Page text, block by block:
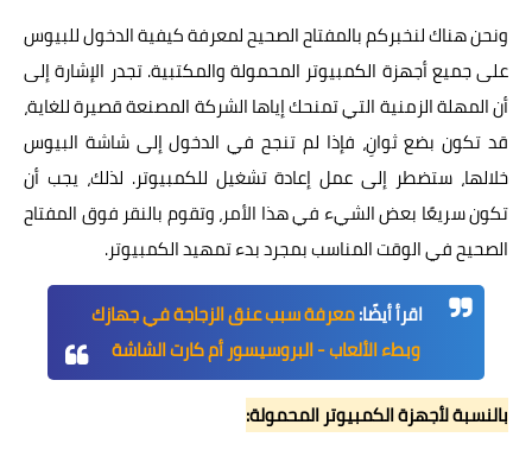
ونحن هناك لنخبركم بالمفتاح الصحيح لمعرفة كيفية الدخول للبيوس
على جميع أجهزة الكمبيوتر المحمولة والمكتبية. تجدر الإشارة إلى
أن المهلة الزمنية التي تمنحك إياها الشركة المصنعة قصيرة للغاية،
قد تكون بضع ثوانِ، فإذا لم تنجح في الدخول إلى شاشة البيوس
خلالها، ستضطر إلى عمل إعادة تشغيل للكمبيوتر. لذلك، يجب أن
تكون سريعًا بعض الشيء في هذا الأمر، وتقوم بالنقر فوق المفتاح
الصحيح في الوقت المناسب بمجرد بدء تمهيد الكمبيوتر.
اقرأ أيضًا:معرفة سبب عنق الزجاجة في جهازك
وبطء الألعاب - البروسيسور أم كارت الشاشة
بالنسبة لأجهزة الكمبيوتر المحمولة: